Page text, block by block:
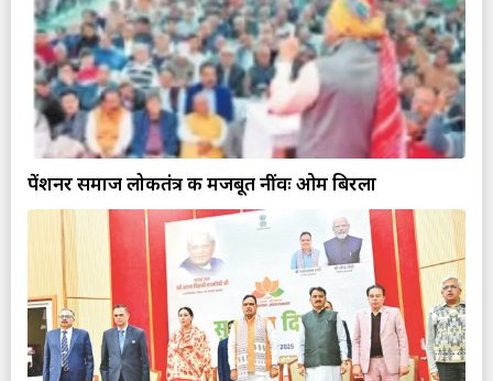
पेंशनर समाज लोकतंत्र की मजबूत नींवः ओम बिरला